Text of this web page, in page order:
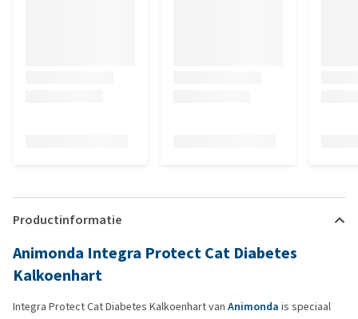
Productinformatie
Animonda Integra Protect Cat Diabetes
Kalkoenhart
Integra Protect Cat Diabetes Kalkoenhart van Animonda is speciaal